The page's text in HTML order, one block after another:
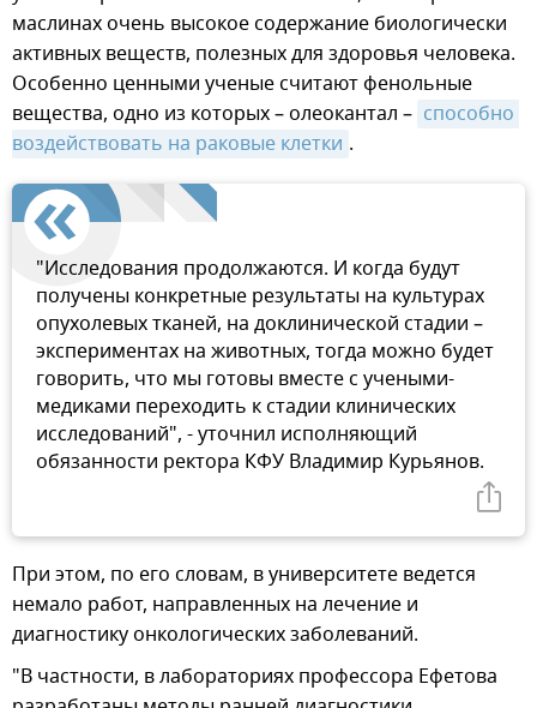
маслинах очень высокое содержание биологически
активных веществ, полезных для здоровья человека.
Особенно ценными ученые считают фенольные
вещества, одно из которых – олеокантал – способно
воздействовать на раковые клетки .
"Исследования продолжаются. И когда будут
получены конкретные результаты на культурах
опухолевых тканей, на доклинической стадии –
экспериментах на животных, тогда можно будет
говорить, что мы готовы вместе с учеными-
медиками переходить к стадии клинических
исследований", - уточнил исполняющий
обязанности ректора КФУ Владимир Курьянов.
При этом, по его словам, в университете ведется
немало работ, направленных на лечение и
диагностику онкологических заболеваний.
"В частности, в лабораториях профессора Ефетова